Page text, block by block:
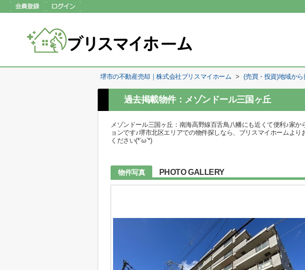
堺市の不動産売却｜株式会社ブリスマイホーム > (売買・投資)地域から
過去掲載物件：メゾンドール三国ヶ丘
メゾンドール三国ヶ丘：南海高野線百舌鳥八幡にも近くて便利♪家
ョンです♪堺市北区エリアでの物件探しなら、ブリスマイホームよ
ください(*´ω`*)
物件写真 PHOTO GALLERY